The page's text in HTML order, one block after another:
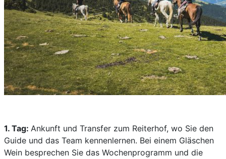
1. Tag: Ankunft und Transfer zum Reiterhof, wo Sie den
Guide und das Team kennenlernen. Bei einem Gläschen
Wein besprechen Sie das Wochenprogramm und die